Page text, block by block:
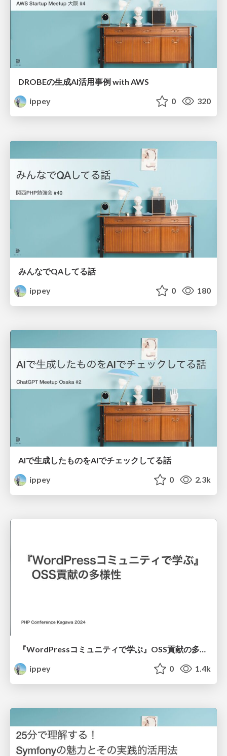
DROBEの生成AI活用事例 with AWS
ippey
0 320
みんなでQAしてる話
ippey
0 180
AIで生成したものをAIでチェックしてる話
ippey
0 2.3k
『WordPressコミュニティで学ぶ』OSS貢献の多様性
ippey
0 1.4k